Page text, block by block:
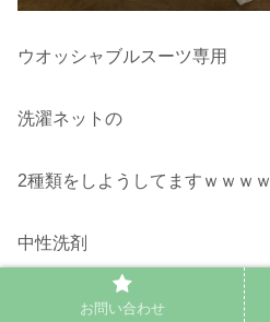
ウオッシャブルスーツ専用
洗濯ネットの
2種類をしようしてますｗｗｗｗ
中性洗剤
オシャレ着用を使用
お問い合わせ